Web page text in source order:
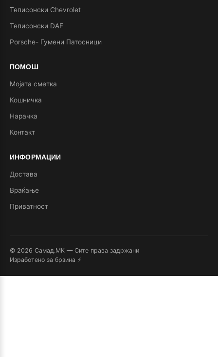
Теписонски Chevrolet
Теписонски DAF
Porsche- Гумени Патосници
ПОМОШ
Мојата сметка
Кошничка
Нарачка
Контакт
ИНФОРМАЦИИ
Достава
Враќање
Приватност
© 2026 Самад.МК — Сите права задржани
Изработено за брзина ⚡